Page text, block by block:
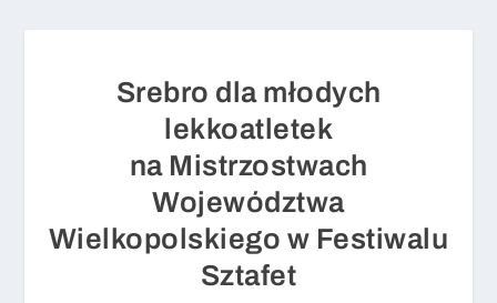
Srebro dla młodych
lekkoatletek
na Mistrzostwach
Województwa
Wielkopolskiego w Festiwalu
Sztafet